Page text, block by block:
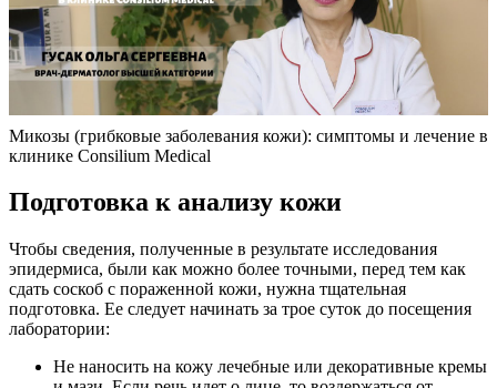
Микозы (грибковые заболевания кожи): симптомы и лечение в
клинике Consilium Medical
Подготовка к анализу кожи
Чтобы сведения, полученные в результате исследования
эпидермиса, были как можно более точными, перед тем как
сдать соскоб с пораженной кожи, нужна тщательная
подготовка. Ее следует начинать за трое суток до посещения
лаборатории:
Не наносить на кожу лечебные или декоративные кремы